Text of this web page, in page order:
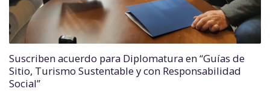
Suscriben acuerdo para Diplomatura en “Guías de
Sitio, Turismo Sustentable y con Responsabilidad
Social”